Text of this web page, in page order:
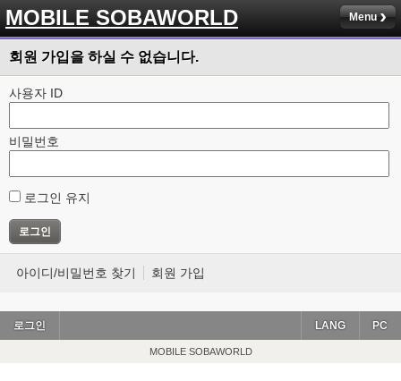
MOBILE SOBAWORLD Menu
회원 가입을 하실 수 없습니다.
사용자 ID
비밀번호
로그인 유지
아이디/비밀번호 찾기 회원 가입
로그인 PC
LANG
MOBILE SOBAWORLD